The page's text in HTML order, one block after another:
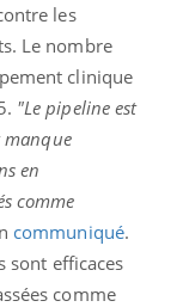
les
Le nombre
clinique
"Le pipeline est
manque
en
comme
communiqué.
sont efficaces
comme